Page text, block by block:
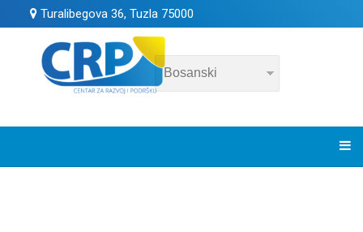
Turalibegova 36, Tuzla 75000